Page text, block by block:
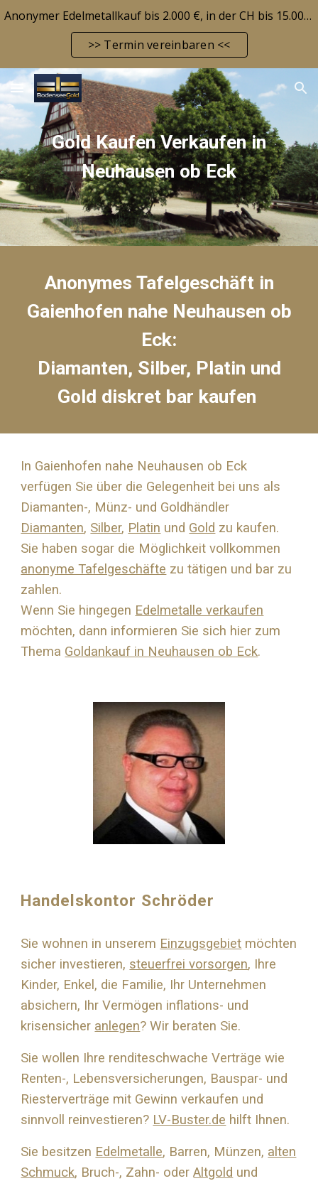
Skip to main content
Anonymer Edelmetallkauf bis 2.000 €, in der CH bis 15.000 CHF! Edelmetallbarrendepot möglich! Aktuelle Marktlage siehe FAQ-Seite!
>> Termin vereinbaren <<
Gold Kaufen Verkaufenin
Neuhausen ob Eck
Anonymes Tafelgeschäft in
Gaienhofen nahe Neuhausen ob
Eck:
Diamanten, Silber, Platin und
Gold diskret bar kaufen
In Gaienhofen nahe Neuhausen ob Eck
verfügen Sie über die Gelegenheit bei uns als
Diamanten-, Münz- und Goldhändler
Diamanten, Silber, Platin und Gold zu kaufen.
Sie haben sogar die Möglichkeit vollkommen
anonyme Tafelgeschäfte zu tätigen und bar zu
zahlen.
Wenn Sie hingegen Edelmetalle verkaufen
möchten, dann informieren Sie sich hier zum
Thema Goldankauf in Neuhausen ob Eck.
Handelskontor Schröder
Sie wohnen in unserem Einzugsgebiet möchten
sicher investieren, steuerfrei vorsorgen, Ihre
Kinder, Enkel, die Familie, Ihr Unternehmen
absichern, Ihr Vermögen inflations- und
krisensicher anlegen? Wir beraten Sie.
Sie wollen Ihre renditeschwache Verträge wie
Renten-, Lebensversicherungen, Bauspar- und
Riesterverträge mit Gewinn verkaufen und
sinnvoll reinvestieren? LV-Buster.de hilft Ihnen.
Sie besitzen Edelmetalle, Barren, Münzen, alten
Schmuck, Bruch-, Zahn- oderAltgold und